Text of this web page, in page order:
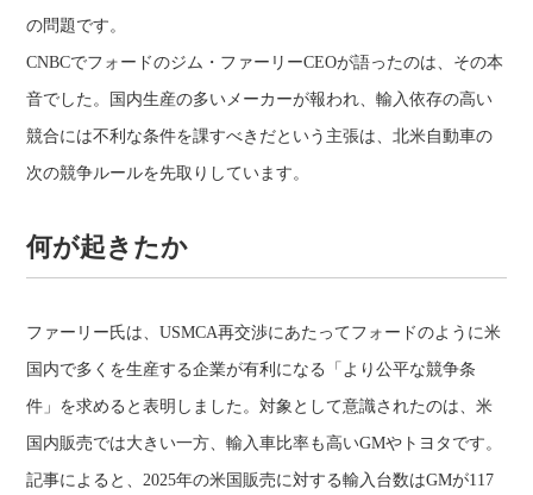
の問題です。
CNBCでフォードのジム・ファーリーCEOが語ったのは、その本
音でした。国内生産の多いメーカーが報われ、輸入依存の高い
競合には不利な条件を課すべきだという主張は、北米自動車の
次の競争ルールを先取りしています。
何が起きたか
ファーリー氏は、USMCA再交渉にあたってフォードのように米
国内で多くを生産する企業が有利になる「より公平な競争条
件」を求めると表明しました。対象として意識されたのは、米
国内販売では大きい一方、輸入車比率も高いGMやトヨタです。
記事によると、2025年の米国販売に対する輸入台数はGMが117